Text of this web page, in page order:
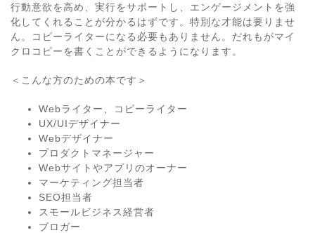
行動意欲を高め、実行をサポートし、エンゲージメントを強
化してくれることが分かるはずです。特別な才能は要りませ
ん。コピーライターになる必要もありません。だれもがマイ
クロコピーを書くことができるようになります。
＜こんな方のための本です＞
Webライター、コピーライター
UX/UIデザイナー
Webデザイナー
プロダクトマネージャー
Webサイトやアプリのオーナー
マーケティング担当者
SEO担当者
スモールビジネス経営者
ブロガー